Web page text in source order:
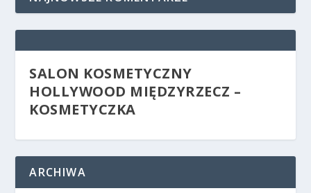
SALON KOSMETYCZNY
HOLLYWOOD MIĘDZYRZECZ –
KOSMETYCZKA
ARCHIWA